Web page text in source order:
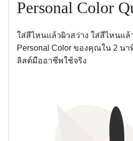
Personal Color
ใส่สีไหนแล้วผิวสว่าง ใส่สีไหนแ
Personal Color ของคุณใน 2 น
ลิสต์มืออาชีพใช้จริง